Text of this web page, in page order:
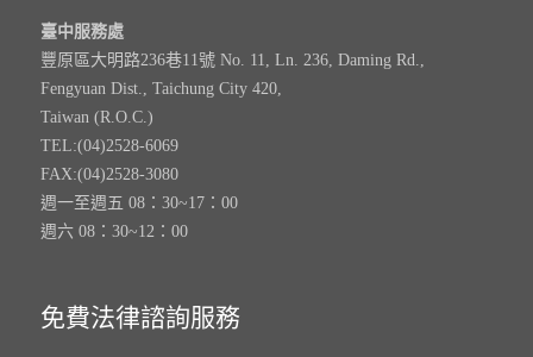
臺中服務處
豐原區大明路236巷11號 No. 11, Ln. 236, Daming Rd.,
Fengyuan Dist., Taichung City 420,
Taiwan (R.O.C.)
TEL:(04)2528-6069
FAX:(04)2528-3080
週一至週五 08：30~17：00
週六 08：30~12：00
免費法律諮詢服務